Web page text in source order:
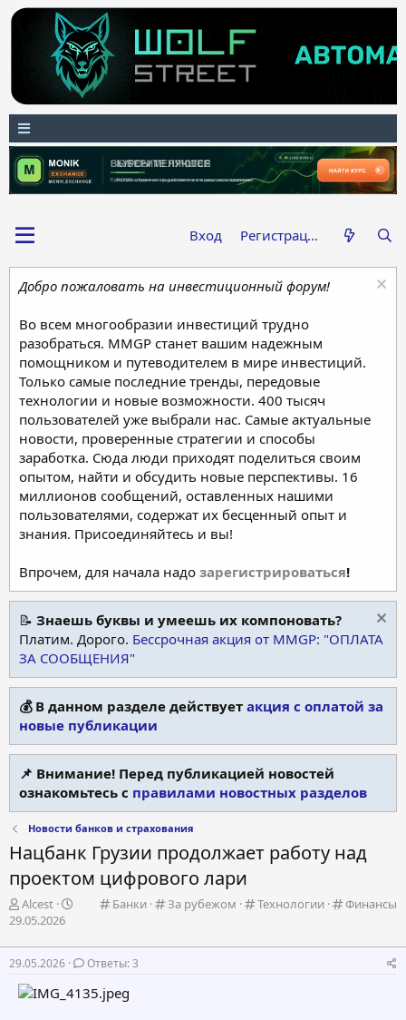
Вход Регистрация
Добро пожаловать на инвестиционный форум!
Во всем многообразии инвестиций трудно
разобраться. MMGP станет вашим надежным
помощником и путеводителем в мире инвестиций.
Только самые последние тренды, передовые
технологии и новые возможности. 400 тысяч
пользователей уже выбрали нас. Самые актуальные
новости, проверенные стратегии и способы
заработка. Сюда люди приходят поделиться своим
опытом, найти и обсудить новые перспективы. 16
миллионов сообщений, оставленных нашими
пользователями, содержат их бесценный опыт и
знания. Присоединяйтесь и вы!
Впрочем, для начала надо зарегистрироваться!
📝 Знаешь буквы и умеешь их компоновать?
Платим. Дорого. Бессрочная акция от MMGP: "ОПЛАТА
ЗА СООБЩЕНИЯ"
💰 В данном разделе действует акция с оплатой за
новые публикации
📌 Внимание! Перед публикацией новостей
ознакомьтесь с правилами новостных разделов
Новости банков и страхования
Нацбанк Грузии продолжает работу над
проектом цифрового лари
К
е
г
р
Банки
К
е
За рубежом
К
е
Технологии
К
е
Финансы
А
в
о
р
т
е
Alcest
Д
т
а
29.05.2026
29.05.2026 Ответы: 3